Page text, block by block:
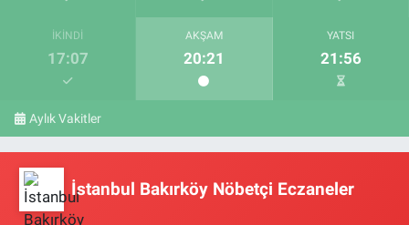
İKINDI
17:07
AKŞAM
20:21
YATSI
21:56
Aylık Vakitler
İstanbul Bakırköy Nöbetçi Eczaneler